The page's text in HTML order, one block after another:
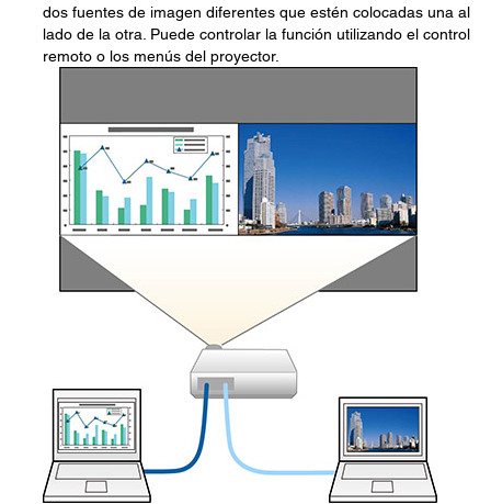
dos fuentes de imagen diferentes que estén colocadas una al
lado de la otra. Puede controlar la función utilizando el control
remoto o los menús del proyector.